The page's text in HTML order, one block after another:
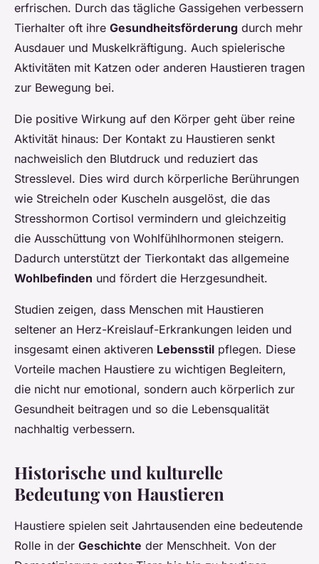
erfrischen. Durch das tägliche Gassigehen verbessern
Tierhalter oft ihre Gesundheitsförderung durch mehr
Ausdauer und Muskelkräftigung. Auch spielerische
Aktivitäten mit Katzen oder anderen Haustieren tragen
zur Bewegung bei.
Die positive Wirkung auf den Körper geht über reine
Aktivität hinaus: Der Kontakt zu Haustieren senkt
nachweislich den Blutdruck und reduziert das
Stresslevel. Dies wird durch körperliche Berührungen
wie Streicheln oder Kuscheln ausgelöst, die das
Stresshormon Cortisol vermindern und gleichzeitig
die Ausschüttung von Wohlfühlhormonen steigern.
Dadurch unterstützt der Tierkontakt das allgemeine
Wohlbefinden und fördert die Herzgesundheit.
Studien zeigen, dass Menschen mit Haustieren
seltener an Herz-Kreislauf-Erkrankungen leiden und
insgesamt einen aktiveren Lebensstil pflegen. Diese
Vorteile machen Haustiere zu wichtigen Begleitern,
die nicht nur emotional, sondern auch körperlich zur
Gesundheit beitragen und so die Lebensqualität
nachhaltig verbessern.
Historische und kulturelle
Bedeutung von Haustieren
Haustiere spielen seit Jahrtausenden eine bedeutende
Rolle in der Geschichte der Menschheit. Von der